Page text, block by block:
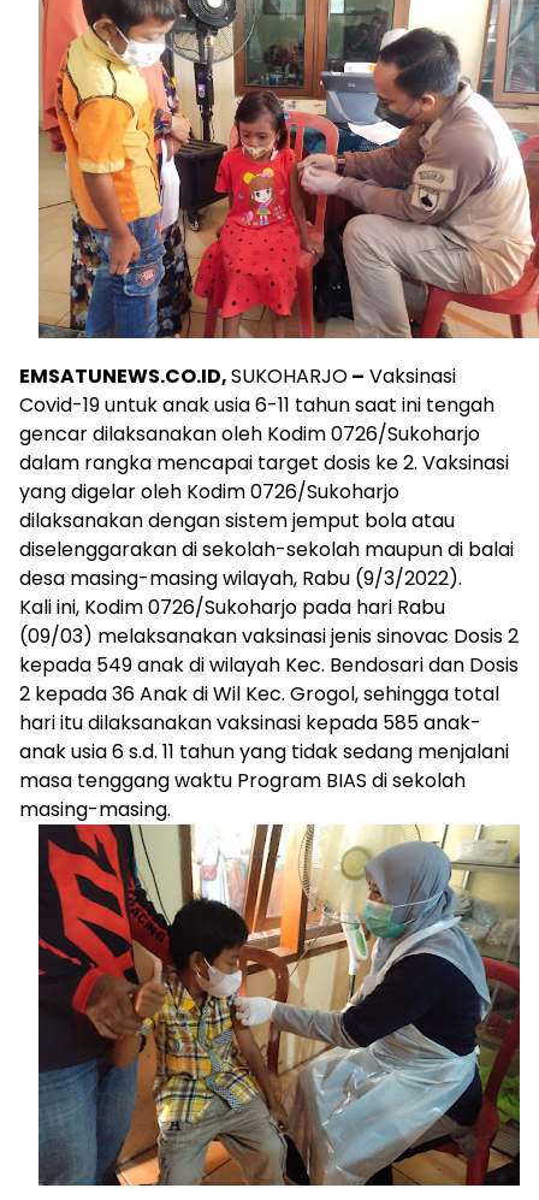
EMSATUNEWS.CO.ID,SUKOHARJO– Vaksinasi
Covid-19 untuk anak usia 6-11 tahun saat ini tengah
gencar dilaksanakan oleh Kodim 0726/Sukoharjo
dalam rangka mencapai target dosis ke 2. Vaksinasi
yang digelar oleh Kodim 0726/Sukoharjo
dilaksanakan dengan sistem jemput bola atau
diselenggarakan di sekolah-sekolah maupun di balai
desa masing-masing wilayah, Rabu (9/3/2022).
Kali ini, Kodim 0726/Sukoharjo pada hari Rabu
(09/03) melaksanakan vaksinasi jenis sinovac Dosis 2
kepada 549 anak di wilayah Kec. Bendosari dan Dosis
2 kepada 36 Anak di Wil Kec. Grogol, sehingga total
hari itu dilaksanakan vaksinasi kepada 585 anak-
anak usia 6 s.d. 11 tahun yang tidak sedang menjalani
masa tenggang waktu Program BIAS di sekolah
masing-masing.